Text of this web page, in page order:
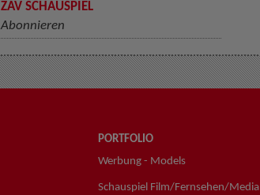
ZAV SCHAUSPIEL
Abonnieren
PORTFOLIO
Werbung - Models
Schauspiel Film/Fernsehen/Media